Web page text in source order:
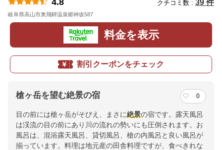
4.8 クチコミ数 : 39 件
岐阜県高山市奥飛騨温泉郷神坂587
料金を表示
割引クーポンをチェック
槍ヶ岳を望む絶景の宿 0
目の前には槍ヶ岳がそびえ、まさに絶景の宿です。露天風呂
は渓流の目の前にあり川の流れの勢いにも圧倒されます。お
風呂は、混浴露天風呂、貸切風呂、槍の内風呂と良い風呂が
揃っています。料理は地元産の田舎料理ですが、食べきれな